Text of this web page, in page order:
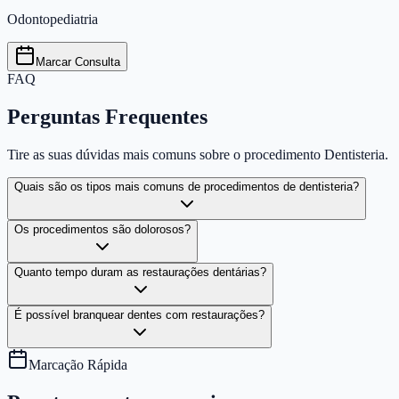
Odontopediatria
Marcar Consulta
FAQ
Perguntas Frequentes
Tire as suas dúvidas mais comuns sobre o procedimento Dentisteria.
Quais são os tipos mais comuns de procedimentos de dentisteria?
Os procedimentos são dolorosos?
Quanto tempo duram as restaurações dentárias?
É possível branquear dentes com restaurações?
Marcação Rápida